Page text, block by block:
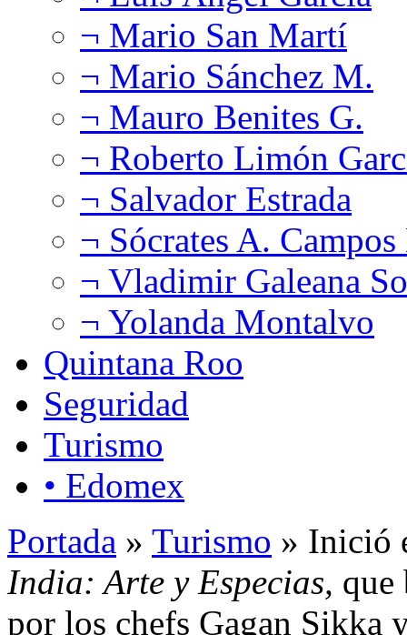
¬ Mario San Martí
¬ Mario Sánchez M.
¬ Mauro Benites G.
¬ Roberto Limón
¬ Salvador Estrada
¬ Sócrates A.
¬ Vladimir Galeana
¬ Yolanda Montalvo
Quintana Roo
Seguridad
Turismo
• Edomex
Portada » Turismo » Inició
India: Arte y Especias, que
por los chefs Gagan Sikka